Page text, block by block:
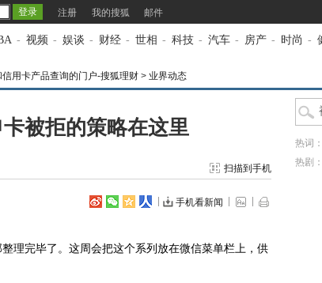
注册 我的搜狐 邮件
- 视频 - 娱谈 - 财经 - 世相 - 科技 - 汽车 - 房产 - 时尚 -
用卡产品查询的门户-搜狐理财 > 业界动态
被拒的策略在这里
扫描到手机
手机看新闻
完毕了。这周会把这个系列放在微信菜单栏上，供
热词
热剧